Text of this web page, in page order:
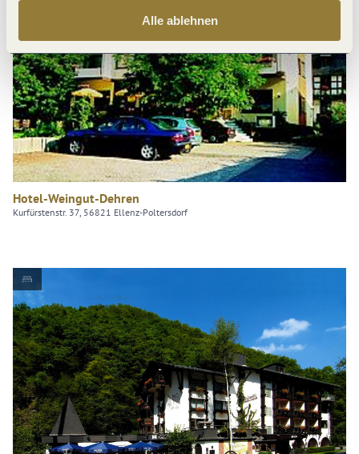
Alle ablehnen
Hotel-Weingut-Dehren
Kurfürstenstr. 37, 56821 Ellenz-Poltersdorf